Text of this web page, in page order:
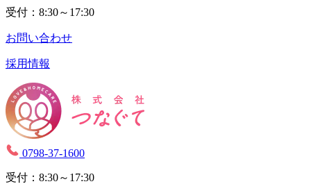
受付：8:30～17:30
お問い合わせ
採用情報
0798-37-1600
受付：8:30～17:30